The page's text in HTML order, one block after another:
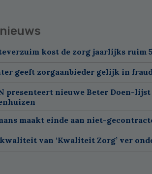
kost de zorg jaarlijks ruim
geeft zorgaanbieder gelijk in
presenteert nieuwe Beter Doen-
maakt einde aan niet-
van ‘Kwaliteit Zorg’ ver